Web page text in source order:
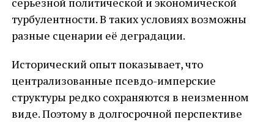
турбулентности. В таких условиях возможны
разные сценарии её деградации.
Исторический опыт показывает, что
централизованные псевдо-имперские
структуры редко сохраняются в неизменном
виде. Поэтому в долгосрочной перспективе